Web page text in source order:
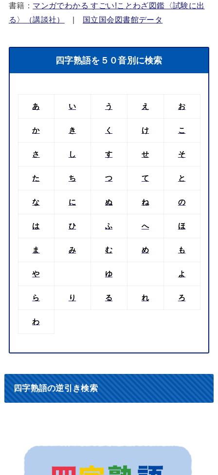
書籍： マンガでわかる すごい!ことわざ図鑑〈試験に出
る〉（講談社）
| 国立国会図書館データ
四字熟語を５０音別に検索
あ い う え お
か き く け こ
さ し す せ そ
た ち つ て と
な に ぬ ね の
は ひ ふ へ ほ
ま み む め も
や ゆ よ
ら り る れ ろ
わ
四字熟語の逆引き検索